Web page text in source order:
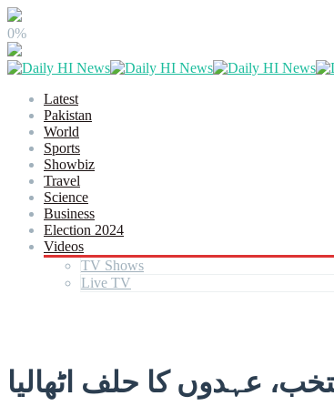
0%
Latest
Pakistan
World
Sports
Showbiz
Travel
Science
Business
Election 2024
Videos
TV Shows
Live TV
عہدوں کا حلف اٹھالیا